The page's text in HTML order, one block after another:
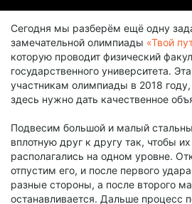
Сегодня мы разберём ещё одну
замечательной олимпиады «Твой
которую проводит физический
государственного университета.
участникам олимпиады в 2018
здесь нужно дать качественное
Подвесим большой и малый
вплотную друг к другу так, чтобы
располагались на одном уровне.
отпустим его, и после первого
разные стороны, а после второго
останавливается. Дальше процесс